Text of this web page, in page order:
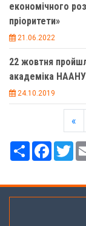
економічного
пріоритети»
21.06.2022
22 жовтня
академіка
24.10.2019
«
Ресурс